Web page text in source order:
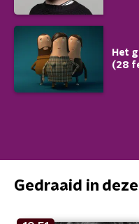
Het
(28
Gedraaid in